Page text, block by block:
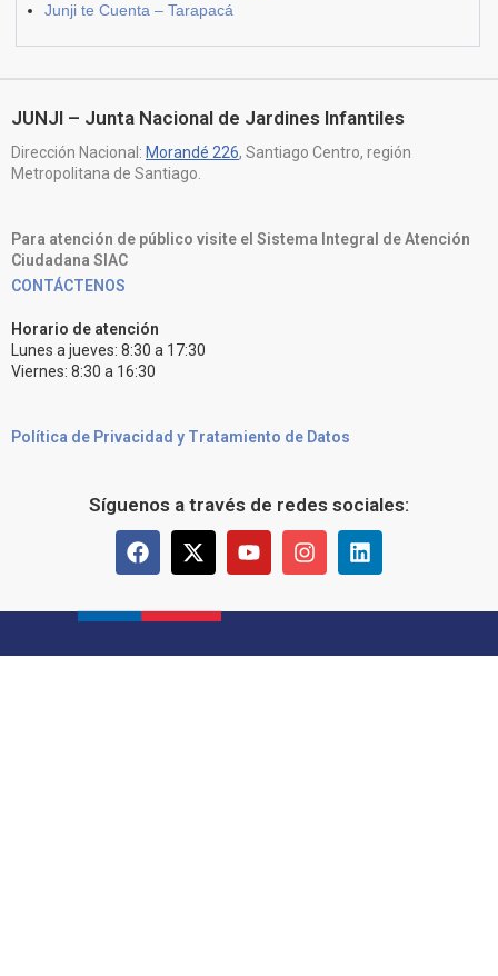
Junji te Cuenta – Tarapacá
JUNJI – Junta Nacional de Jardines Infantiles
Dirección Nacional: Morandé 226, Santiago Centro, región
Metropolitana de Santiago.
Para atención de público visite el Sistema Integral de Atención
Ciudadana SIAC
CONTÁCTENOS
Horario de atención
Lunes a jueves: 8:30 a 17:30
Viernes: 8:30 a 16:30
Política de Privacidad y Tratamiento de Datos
Síguenos a través de redes sociales: